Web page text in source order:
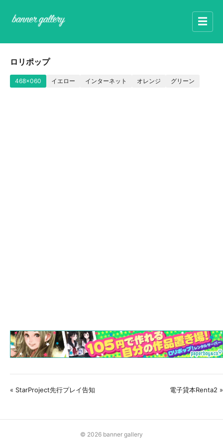
☰
ロリポップ
468x060 イエロー インターネット オレンジ グリーン
« StarProject先行プレイ告知 電子貸本Renta2 »
© 2026 banner gallery